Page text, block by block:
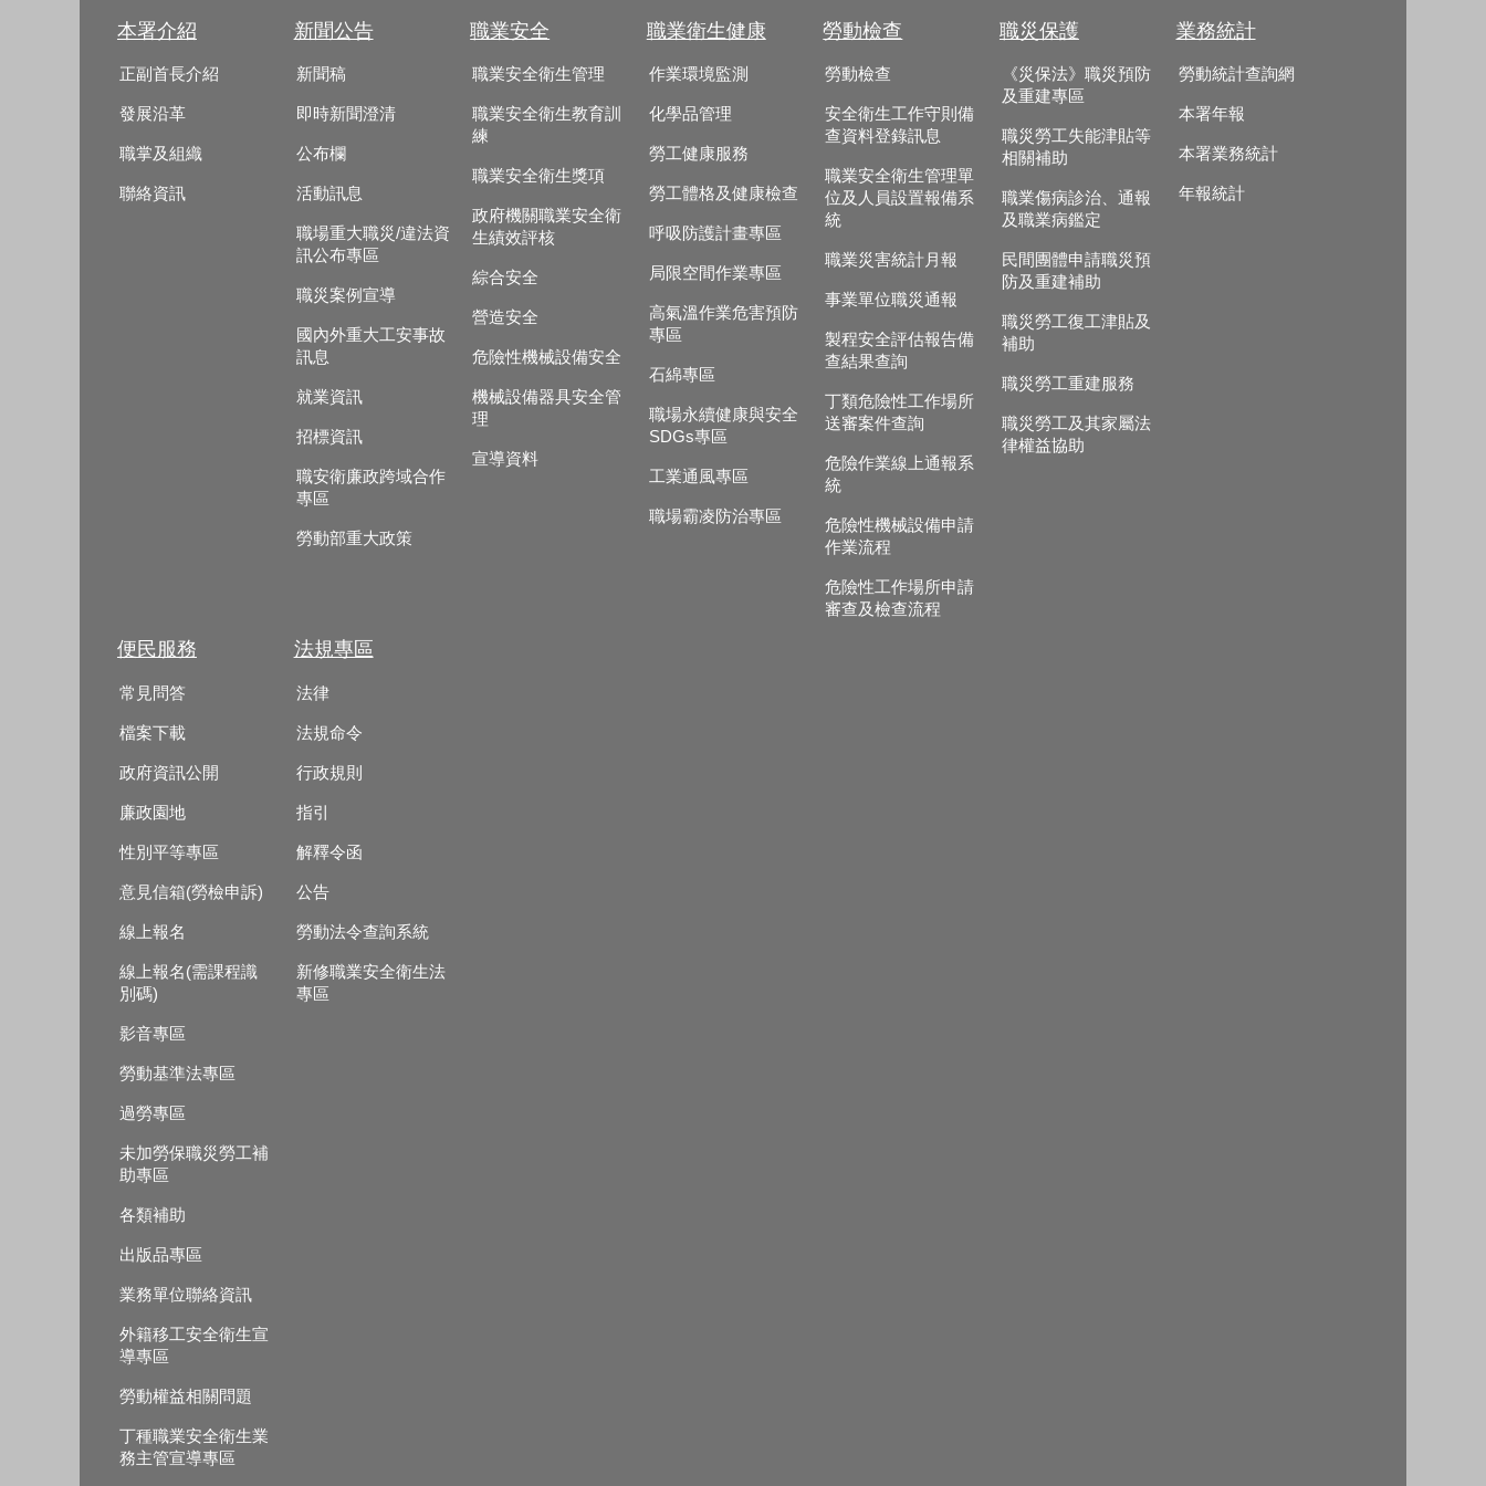
本署介紹
正副首長介紹
發展沿革
職掌及組織
聯絡資訊
新聞公告
新聞稿
即時新聞澄清
公布欄
活動訊息
職場重大職災/違法資
訊公布專區
職災案例宣導
國內外重大工安事故
訊息
就業資訊
招標資訊
職安衛廉政跨域合作
專區
勞動部重大政策
職業安全
職業安全衛生管理
職業安全衛生教育訓
練
職業安全衛生獎項
政府機關職業安全衛
生績效評核
綜合安全
營造安全
危險性機械設備安全
機械設備器具安全管
理
宣導資料
職業衛生健康
作業環境監測
化學品管理
勞工健康服務
勞工體格及健康檢查
呼吸防護計畫專區
局限空間作業專區
高氣溫作業危害預防
專區
石綿專區
職場永續健康與安全
SDGs專區
工業通風專區
職場霸凌防治專區
勞動檢查
勞動檢查
安全衛生工作守則備
查資料登錄訊息
職業安全衛生管理單
位及人員設置報備系
統
職業災害統計月報
事業單位職災通報
製程安全評估報告備
查結果查詢
丁類危險性工作場所
送審案件查詢
危險作業線上通報系
統
危險性機械設備申請
作業流程
危險性工作場所申請
審查及檢查流程
職災保護
《災保法》職災預防
及重建專區
職災勞工失能津貼等
相關補助
職業傷病診治、通報
及職業病鑑定
民間團體申請職災預
防及重建補助
職災勞工復工津貼及
補助
職災勞工重建服務
職災勞工及其家屬法
律權益協助
業務統計
勞動統計查詢網
本署年報
本署業務統計
年報統計
便民服務
常見問答
檔案下載
政府資訊公開
廉政園地
性別平等專區
意見信箱(勞檢申訴)
線上報名
線上報名(需課程識
別碼)
影音專區
勞動基準法專區
過勞專區
未加勞保職災勞工補
助專區
各類補助
出版品專區
業務單位聯絡資訊
外籍移工安全衛生宣
導專區
勞動權益相關問題
丁種職業安全衛生業
務主管宣導專區
法規專區
法律
法規命令
行政規則
指引
解釋令函
公告
勞動法令查詢系統
新修職業安全衛生法
專區